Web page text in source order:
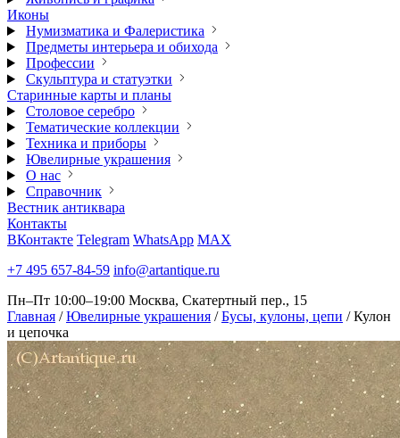
Иконы
Нумизматика и Фалеристика
Предметы интерьера и обихода
Профессии
Скульптура и статуэтки
Старинные карты и планы
Столовое серебро
Тематические коллекции
Техника и приборы
Ювелирные украшения
О нас
Справочник
Вестник антиквара
Контакты
ВКонтакте Telegram WhatsApp MAX
+7 495 657-84-59 info@artantique.ru
Пн–Пт 10:00–19:00 Москва, Скатертный пер., 15
Главная / Ювелирные украшения / Бусы, кулоны, цепи / Кулон
и цепочка